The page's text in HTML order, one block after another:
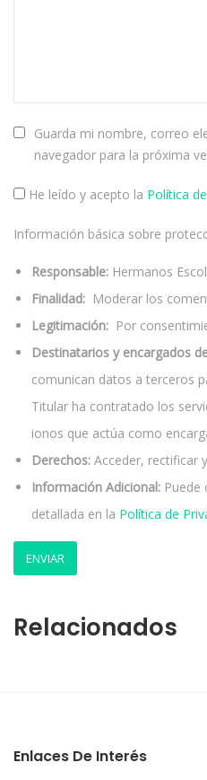
Guarda mi nombre, correo
navegador para la próxima
He leído y acepto la Política
Información básica sobre
Responsable: Hermanos
Finalidad: Moderar los
Legitimación: Por
Destinatarios y encargados
comunican datos a terceros
Titular ha contratado los
ionos que actúa como
Derechos: Acceder, rectificar
Información Adicional: Puede
detallada en la Política de
Relacionados
Enlaces De Interés